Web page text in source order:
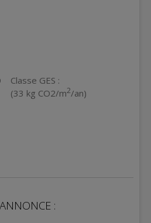
Classe GES :
(33 kg CO2/m2/an)
: